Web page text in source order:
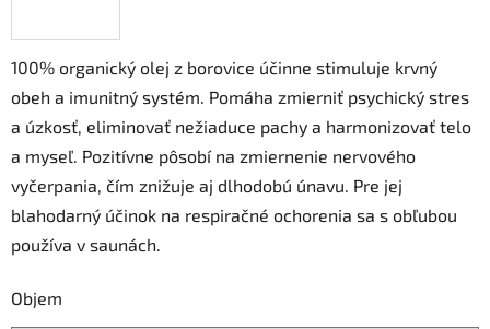
100% organický olej z borovice účinne stimuluje krvný
obeh a imunitný systém. Pomáha zmierniť psychický stres
a úzkosť, eliminovať nežiaduce pachy a harmonizovať telo
a myseľ. Pozitívne pôsobí na zmiernenie nervového
vyčerpania, čím znižuje aj dlhodobú únavu. Pre jej
blahodarný účinok na respiračné ochorenia sa s obľubou
používa v saunách.
Objem